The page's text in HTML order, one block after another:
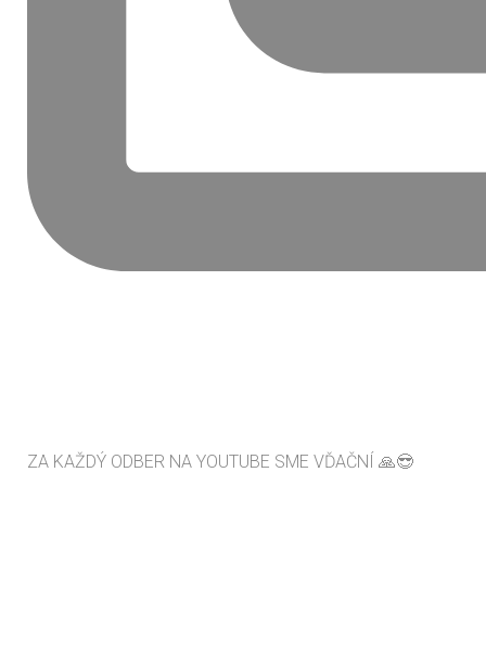
ZA KAŽDÝ ODBER NA YOUTUBE SME VĎAČNÍ 🙏😎